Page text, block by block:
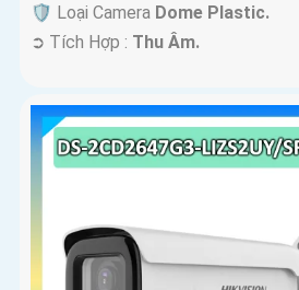
🛡 Loại Camera Dome Plastic.
️➲ Tích Hợp : Thu Âm.